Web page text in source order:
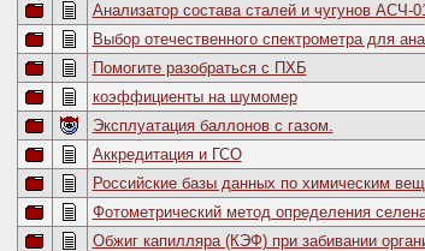
Анализатор состава сталей и чугунов АСЧ-
Выбор отечественного спектрометра для
Помогите разобраться с ПХБ
коэффициенты на шумомер
Эксплуатация баллонов с газом.
Аккредитация и ГСО
Российские базы данных по химическим
Фотометрический метод определения
Обжиг капилляра (КЭФ) при забивании